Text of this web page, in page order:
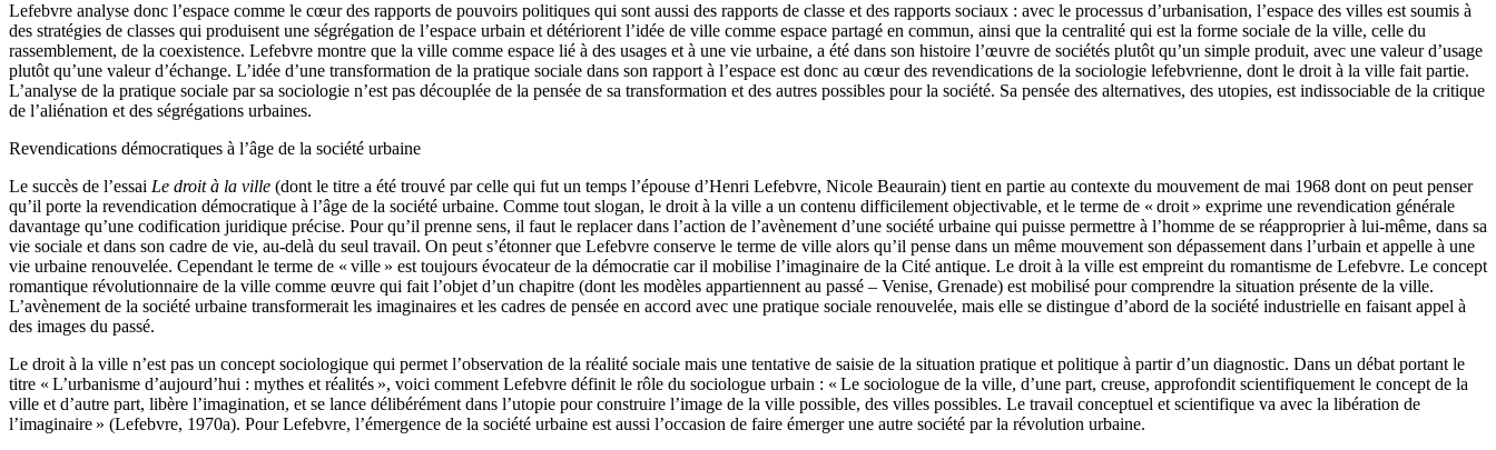
Lefebvre analyse donc l’espace comme le cœur des rapports de pouvoirs politiques qui sont aussi des rapports de classe et des rapports sociaux : avec le processus d’urbanisation, l’espace des villes est soumis à
des stratégies de classes qui produisent une ségrégation de l’espace urbain et détériorent l’idée de ville comme espace partagé en commun, ainsi que la centralité qui est la forme sociale de la ville, celle du
rassemblement, de la coexistence. Lefebvre montre que la ville comme espace lié à des usages et à une vie urbaine, a été dans son histoire l’œuvre de sociétés plutôt qu’un simple produit, avec une valeur d’usage
plutôt qu’une valeur d’échange. L’idée d’une transformation de la pratique sociale dans son rapport à l’espace est donc au cœur des revendications de la sociologie lefebvrienne, dont le droit à la ville fait partie.
L’analyse de la pratique sociale par sa sociologie n’est pas découplée de la pensée de sa transformation et des autres possibles pour la société. Sa pensée des alternatives, des utopies, est indissociable de la critique
de l’aliénation et des ségrégations urbaines.
Revendications démocratiques à l’âge de la société urbaine
Le succès de l’essai Le droit à la ville (dont le titre a été trouvé par celle qui fut un temps l’épouse d’Henri Lefebvre, Nicole Beaurain) tient en partie au contexte du mouvement de mai 1968 dont on peut penser
qu’il porte la revendication démocratique à l’âge de la société urbaine. Comme tout slogan, le droit à la ville a un contenu difficilement objectivable, et le terme de « droit » exprime une revendication générale
davantage qu’une codification juridique précise. Pour qu’il prenne sens, il faut le replacer dans l’action de l’avènement d’une société urbaine qui puisse permettre à l’homme de se réapproprier à lui-même, dans sa
vie sociale et dans son cadre de vie, au-delà du seul travail. On peut s’étonner que Lefebvre conserve le terme de ville alors qu’il pense dans un même mouvement son dépassement dans l’urbain et appelle à une
vie urbaine renouvelée. Cependant le terme de « ville » est toujours évocateur de la démocratie car il mobilise l’imaginaire de la Cité antique. Le droit à la ville est empreint du romantisme de Lefebvre. Le concept
romantique révolutionnaire de la ville comme œuvre qui fait l’objet d’un chapitre (dont les modèles appartiennent au passé – Venise, Grenade) est mobilisé pour comprendre la situation présente de la ville.
L’avènement de la société urbaine transformerait les imaginaires et les cadres de pensée en accord avec une pratique sociale renouvelée, mais elle se distingue d’abord de la société industrielle en faisant appel à
des images du passé.
Le droit à la ville n’est pas un concept sociologique qui permet l’observation de la réalité sociale mais une tentative de saisie de la situation pratique et politique à partir d’un diagnostic. Dans un débat portant le
titre « L’urbanisme d’aujourd’hui : mythes et réalités », voici comment Lefebvre définit le rôle du sociologue urbain : « Le sociologue de la ville, d’une part, creuse, approfondit scientifiquement le concept de la
ville et d’autre part, libère l’imagination, et se lance délibérément dans l’utopie pour construire l’image de la ville possible, des villes possibles. Le travail conceptuel et scientifique va avec la libération de
l’imaginaire » (Lefebvre, 1970a). Pour Lefebvre, l’émergence de la société urbaine est aussi l’occasion de faire émerger une autre société par la révolution urbaine.